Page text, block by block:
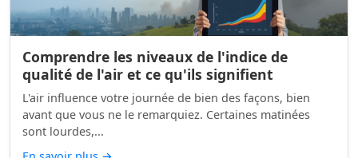
Comprendre les niveaux de l'indice de
qualité de l'air et ce qu'ils signifient
L'air influence votre journée de bien des façons, bien
avant que vous ne le remarquiez. Certaines matinées
sont lourdes,...